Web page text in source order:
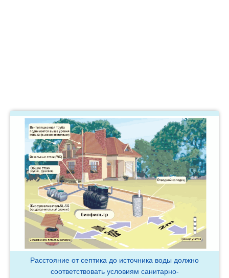
Расстояние от септика до источника воды должно
соответствовать условиям санитарно-